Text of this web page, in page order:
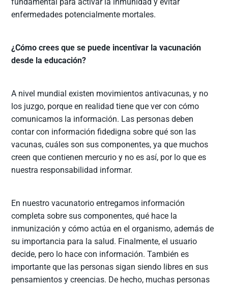
fundamental para activar la inmunidad y evitar
enfermedades potencialmente mortales.
¿Cómo crees que se puede incentivar la vacunación
desde la educación?
A nivel mundial existen movimientos antivacunas, y no
los juzgo, porque en realidad tiene que ver con cómo
comunicamos la información. Las personas deben
contar con información fidedigna sobre qué son las
vacunas, cuáles son sus componentes, ya que muchos
creen que contienen mercurio y no es así, por lo que es
nuestra responsabilidad informar.
En nuestro vacunatorio entregamos información
completa sobre sus componentes, qué hace la
inmunización y cómo actúa en el organismo, además de
su importancia para la salud. Finalmente, el usuario
decide, pero lo hace con información. También es
importante que las personas sigan siendo libres en sus
pensamientos y creencias. De hecho, muchas personas